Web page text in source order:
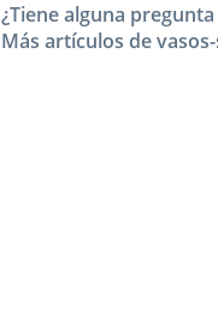
¿Tiene alguna
Más artículos de